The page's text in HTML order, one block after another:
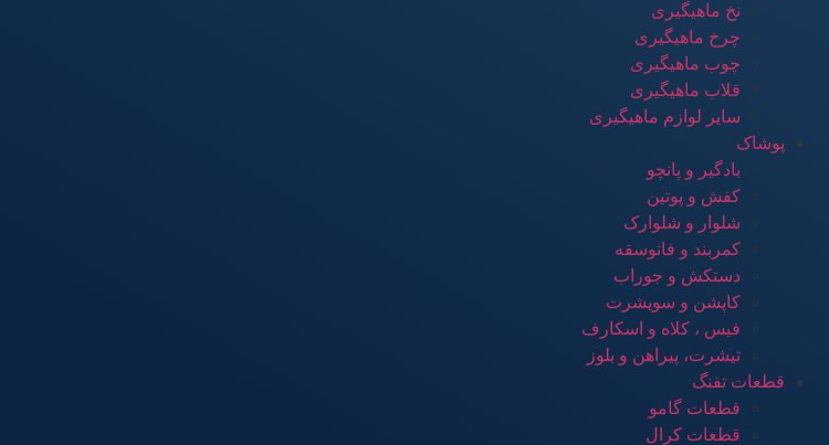
نخ ماهیگیری
چرخ ماهیگیری
چوب ماهیگیری
قلاب ماهیگیری
سایر لوازم ماهیگیری
پوشاک
بادگیر و پانچو
کفش و پوتین
شلوار و شلوارک
کمربند و فانوسقه
دستکش و جوراب
کاپشن و سویشرت
فیس ، کلاه و اسکارف
تیشرت، پیراهن و بلوز
قطعات تفنگ
قطعات گامو
قطعات کرال